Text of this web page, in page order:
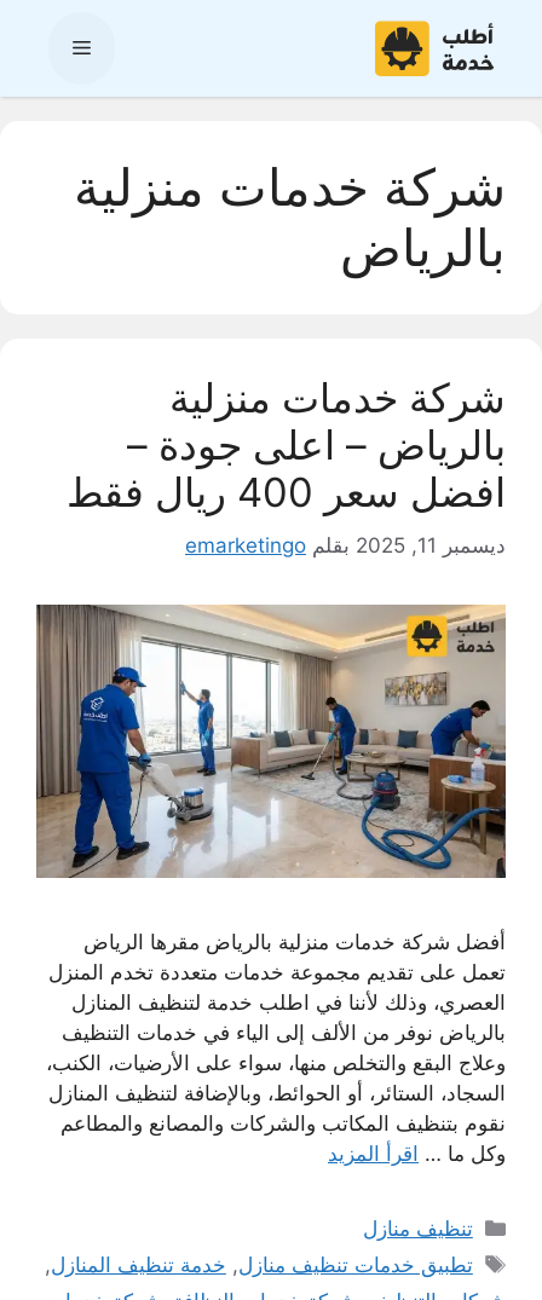
المحتوى
القائمة
شركة خدمات منزلية
بالرياض
شركة خدمات منزلية
بالرياض – اعلى جودة –
افضل سعر 400 ريال فقط
ديسمبر 11, 2025 بقلم emarketingo
أفضل شركة خدمات منزلية بالرياض مقرها الرياض
تعمل على تقديم مجموعة خدمات متعددة تخدم المنزل
العصري، وذلك لأننا في اطلب خدمة لتنظيف المنازل
بالرياض نوفر من الألف إلى الياء في خدمات التنظيف
وعلاج البقع والتخلص منها، سواء على الأرضيات، الكنب،
السجاد، الستائر، أو الحوائط، وبالإضافة لتنظيف المنازل
نقوم بتنظيف المكاتب والشركات والمصانع والمطاعم
وكل ما … اقرأ المزيد
التصنيفات
تنظيف منازل
الوسوم
تطبيق خدمات تنظيف منازل, خدمة تنظيف المنازل,